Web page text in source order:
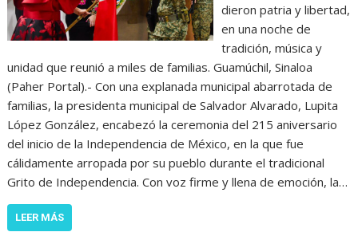
dieron patria y libertad,
en una noche de
tradición, música y
unidad que reunió a miles de familias. Guamúchil, Sinaloa
(Paher Portal).- Con una explanada municipal abarrotada de
familias, la presidenta municipal de Salvador Alvarado, Lupita
López González, encabezó la ceremonia del 215 aniversario
del inicio de la Independencia de México, en la que fue
cálidamente arropada por su pueblo durante el tradicional
Grito de Independencia. Con voz firme y llena de emoción, la…
LEER MÁS